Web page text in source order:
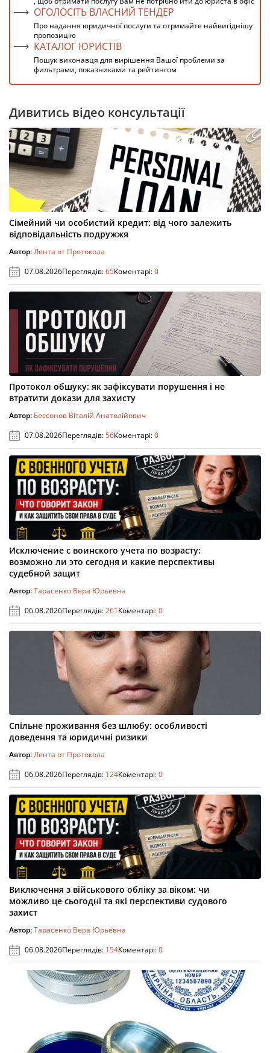
ОГОЛОСІТЬ ВЛАСНИЙ ТЕНДЕР
Про надання юридичної послуги та отримайте найвигіднішу
пропозицію
КАТАЛОГ ЮРИСТІВ
Пошук виконавця для вирішення Вашої проблеми за
фильтрами, показниками та рейтингом
Дивитись відео консультації
Сімейний чи особистий кредит: від чого залежить
відповідальність подружжя
Автор:Лента от Протокола
07.08.2026Переглядів:65Коментарі:0
Протокол обшуку: як зафіксувати порушення і не
втратити докази для захисту
Автор: Бессонов Віталій Анатолійович
07.08.2026Переглядів:56Коментарі:0
Исключение с воинского учета по возрасту:
возможно ли это сегодня и какие перспективы
судебной защит
Автор:Тарасенко Вера Юрьевна
06.08.2026Переглядів:261Коментарі:0
Спільне проживання без шлюбу: особливості
доведення та юридичні ризики
Автор:Лента от Протокола
06.08.2026Переглядів: 124Коментарі:0
Виключення з військового обліку за віком: чи
можливо це сьогодні та які перспективи судового
захист
Автор:Тарасенко Вера Юрьевна
06.08.2026Переглядів: 154Коментарі:0